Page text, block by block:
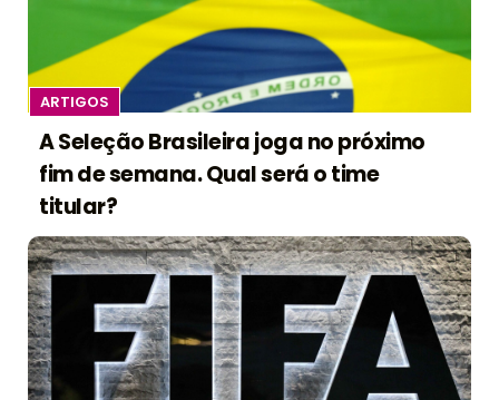
ARTIGOS
A Seleção Brasileira joga no próximo
fim de semana. Qual será o time
titular?